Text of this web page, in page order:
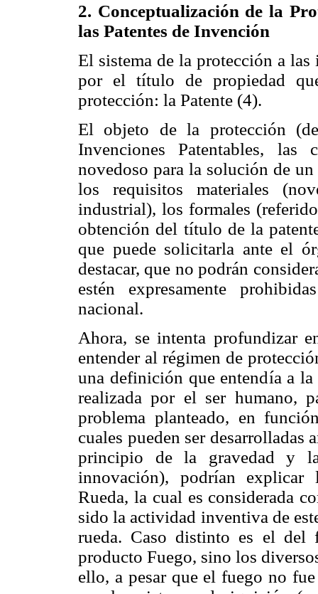
2. Conceptualización de la
las Patentes de Invención
El sistema de la protección a
por el título de propiedad
protección: la Patente (4).
El objeto de la protección
Invenciones Patentables, las
novedoso para la solución de
los requisitos materiales
industrial), los formales
obtención del título de la
que puede solicitarla ante el
destacar, que no podrán
estén expresamente
nacional.
Ahora, se intenta profundizar
entender al régimen de
una definición que entendía a
realizada por el ser humano,
problema planteado, en
cuales pueden ser desarrolladas
principio de la gravedad y
innovación), podrían
Rueda, la cual es considerada
sido la actividad inventiva de
rueda. Caso distinto es el
producto Fuego, sino los
ello, a pesar que el fuego no